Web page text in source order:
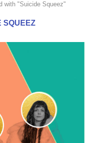
with "Suicide Squeez"
SQUEEZ